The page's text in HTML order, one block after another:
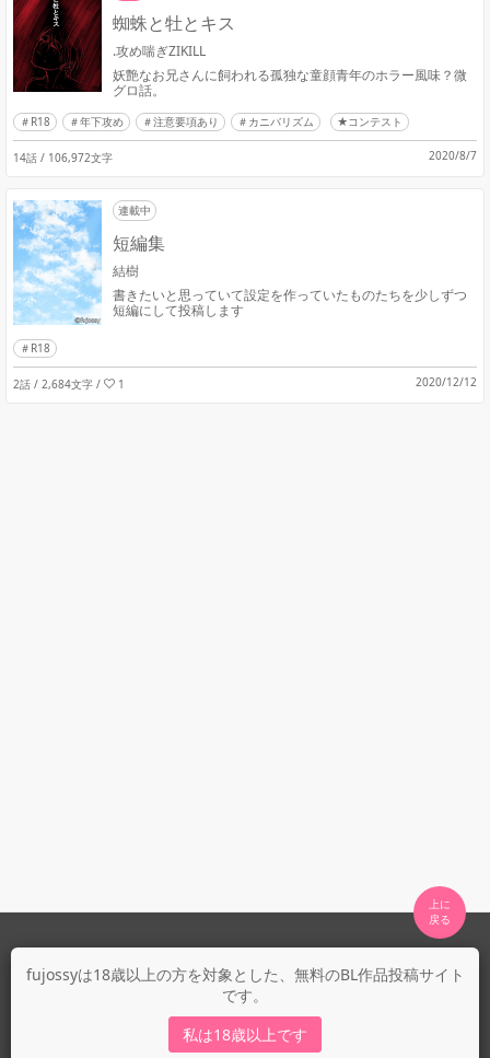
fujossyは18歳以上の方を対象とした、無料のBL作品投稿サイト
です。
私は18歳以上です
蜘蛛と牡とキス
.攻め喘ぎZIKILL
妖艶なお兄さんに飼われる孤独な童顔青年のホラー風味？微
グロ話。
R18 年下攻め 注意要項あり カニバリズム ★コンテスト
14話 / 106,972文字 2020/8/7
連載中
短編集
結樹
書きたいと思っていて設定を作っていたものたちを少しずつ
短編にして投稿します
R18
2話 / 2,684文字 / 1 2020/12/12
上に
fujossyについて
fujossy運営ブログ